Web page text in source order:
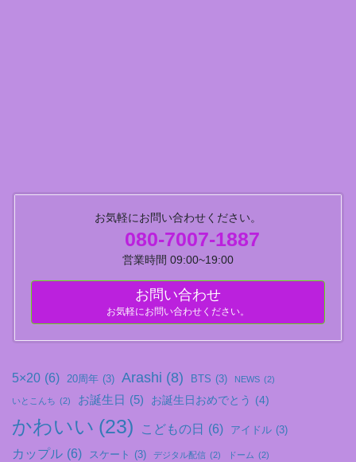
お気軽にお問い合わせください。
080-7007-1887
営業時間 09:00~19:00
お問い合わせ
お気軽にお問い合わせください。
5×20 (6) 20周年 (3) Arashi (8) BTS (3) NEWS (2)
いとこんち (2) お誕生日 (5) お誕生日おめでとう (4)
かわいい (23) こどもの日 (6) アイドル (3)
カップル (6) スケート (3) デジタル配信 (2) ドーム (2)